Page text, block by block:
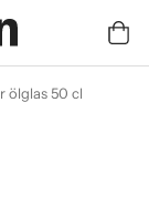
ölglas 50 cl